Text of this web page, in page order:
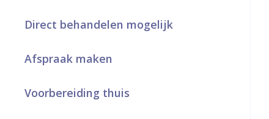
u
n
Direct behandelen mogelijk
Afspraak maken
Voorbereiding thuis